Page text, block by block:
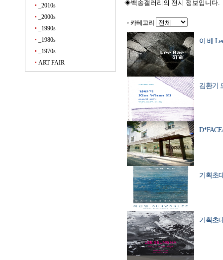
_2010s
_2000s
_1990s
_1980s
_1970s
ART FAIR
◈백송갤러리의 전시 정보입니다.
카테고리
이 배
김환기
기획초
기획초